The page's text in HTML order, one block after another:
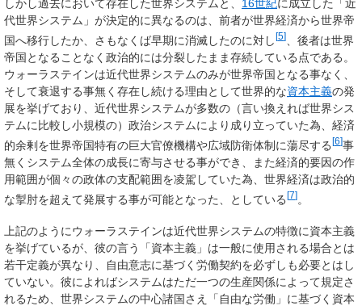
しかし過去において存在した世界システムと、 16世紀に成立した「近
代世界システム」が決定的に異なるのは、前者が世界経済から世界帝
国へ移行したか、さもなくば早期に消滅したのに対し [5]
、後者は世界
帝国となることなく政治的には分裂したまま存続している点である。
ウォーラステインは近代世界システムのみが世界帝国となる事なく、
そして衰退する事無く存在し続ける理由として世界的な資本主義の発
展を挙げており、近代世界システムが多数の（言い換えれば世界シス
テムに比較し小規模の）政治システムにより成り立っていた為、経済
的余剰を世界帝国特有の巨大官僚機構や広域防衛体制に蕩尽する[6]事
無くシステム全体の成長に寄与させる事ができ、また経済的要因の作
用範囲が個々の政体の支配範囲を凌駕していた為、世界経済は政治的
な掣肘を超えて発展する事が可能となった、としている[7]。
上記のようにウォーラステインは近代世界システムの特徴に資本主義
を挙げているが、彼の言う「資本主義」は一般に使用される場合とは
若干定義が異なり、自由意志に基づく労働契約を必ずしも必要とはし
ていない。彼によればシステムはただ一つの生産関係によって規定さ
れるため、世界システムの中心諸国さえ「自由な労働」に基づく資本